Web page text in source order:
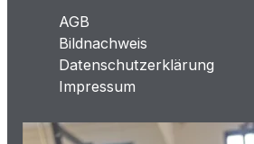
AGB
Bildnachweis
Datenschutzerklärung
Impressum